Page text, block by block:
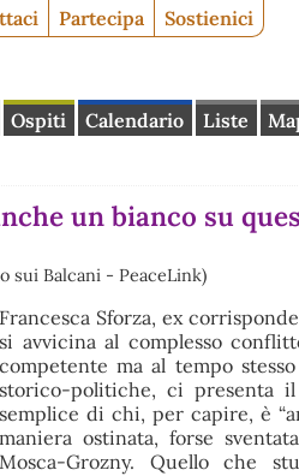
Partecipa Sostienici
Ospiti Calendario Liste
un bianco su
sui Balcani - PeaceLink)
Francesca Sforza, ex
si avvicina al complesso
competente ma al tempo
storico-politiche, ci presenta
semplice di chi, per capire, è
maniera ostinata, forse
Mosca-Grozny. Quello che